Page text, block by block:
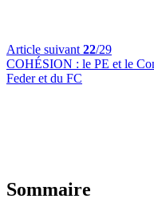
Article suivant 22/29
COHÉSION : le PE et le
Feder et du FC
Sommaire